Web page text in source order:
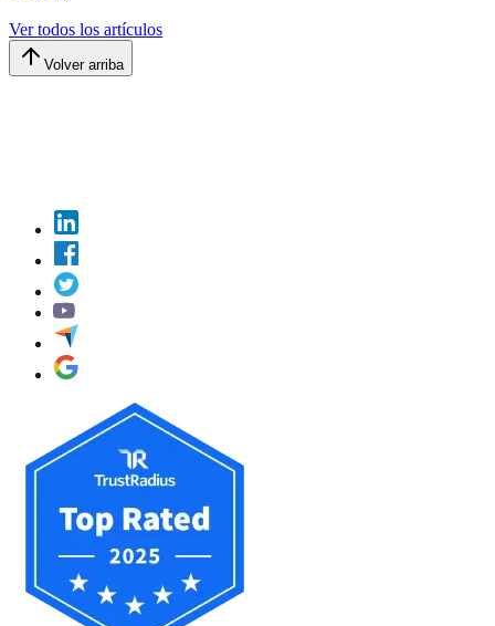
Ver todos los artículos
Volver arriba